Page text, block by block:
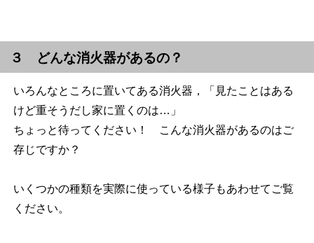
３ どんな消火器があるの？
いろんなところに置いてある消火器，「見たことはある
けど重そうだし家に置くのは…」
ちょっと待ってください！ こんな消火器があるのはご
存じですか？
いくつかの種類を実際に使っている様子もあわせてご覧
ください。